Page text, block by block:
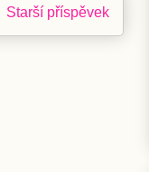
Starší příspěvek